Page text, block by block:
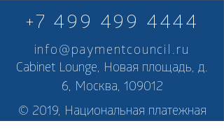
+7 499 499 4444
info@paymentcouncil.ru
Cabinet Lounge, Новая площадь, д.
6, Москва, 109012
© 2019, Национальная платежная
ассоциация